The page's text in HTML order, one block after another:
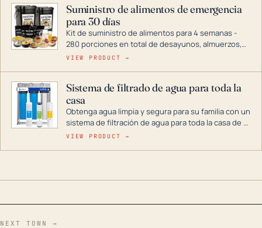
combustible dual, con una gama completa que
abarca desde inversores digitales hasta
generadores que pueden alimentar toda su casa.
Suministro de alimentos de emergencia
para 30 días
Kit de suministro de alimentos para 4 semanas -
280 porciones en total de desayunos, almuerzos,
cenas y postres. Se puede almacenar durante
VIEW PRODUCT →
Sistema de filtrado de agua para toda la
casa
Obtenga agua limpia y segura para su familia con un
sistema de filtración de agua para toda la casa de 3
etapas. La tecnología avanzada de este filtro
en situaciones de emergencia.
VIEW PRODUCT →
NEXT TOWN →